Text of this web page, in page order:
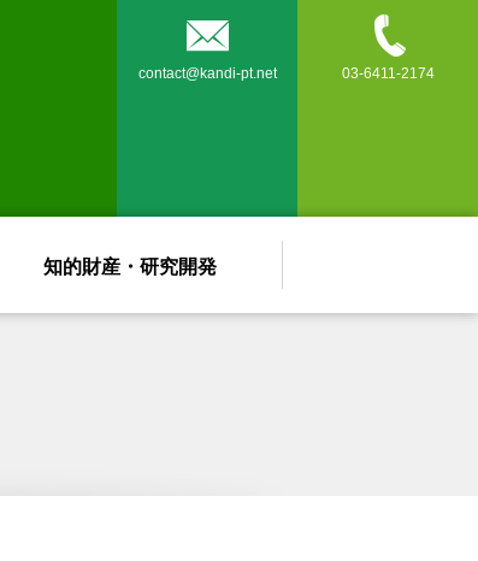

contact@kandi-pt.net

03-6411-2174
知的財産・研究開発